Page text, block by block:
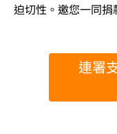
迫切性。邀您一同捐
連署